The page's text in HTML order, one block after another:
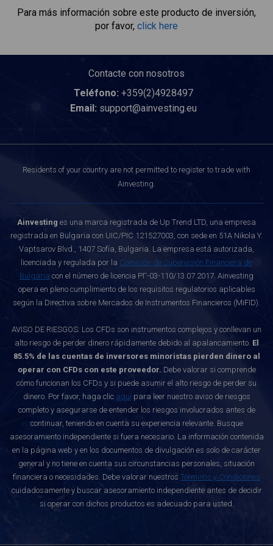
Para más información sobre este producto de inversión,
por favor, click here
Contacte con nosotros
Teléfono: +359(2)4928497
Email: support@ainvesting.eu
Residents of your country are not permitted to register to trade with
Ainvesting.
Ainvesting es una marca registrada de Up Trend LTD, una empresa
registrada en Bulgaria con UIC/PIC 121527003, con sede en 51A Nikola Y.
Vaptsarov Blvd., 1407 Sofía, Bulgaria. La empresa está autorizada,
licenciada y regulada por la Comisión de Supervisión Financiera de
Bulgaria con el número de licencia РГ-03-110/13.07.2017. Ainvesting
opera en pleno cumplimiento de los requisitos regulatorios aplicables
según la Directiva sobre Mercados de Instrumentos Financieros (MiFID).
AVISO DE RIESGOS: Los CFDs son instrumentos complejos y conllevan un
alto riesgo de perder dinero rápidamente debido al apalancamiento. El
85.5% de las cuentas de inversores minoristas pierden dinero al
operar con CFDs con este proveedor. Debe valorar si comprende
cómo funcionan los CFDs y si puede asumir el alto riesgo de perder su
dinero. Por favor, haga clic aquípara leer nuestro aviso de riesgos
completo y asegurarse de entender los riesgos involucrados antes de
continuar, teniendo en cuenta su experiencia relevante. Busque
asesoramiento independiente si fuera necesario. La información contenida
en la página web y en los documentos de divulgación es solo de carácter
general y no tiene en cuenta sus circunstancias personales, situación
financiera o necesidades. Debe valorar nuestros Términos y Condiciones
cuidadosamente y buscar asesoramiento independiente antes de decidir
si operar con dichos productos es adecuado para usted.